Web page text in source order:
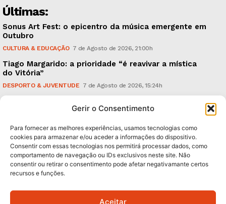
Gerir o Consentimento
Para fornecer as melhores experiências, usamos tecnologias como
cookies para armazenar e/ou aceder a informações do dispositivo.
Consentir com essas tecnologias nos permitirá processar dados, como
comportamento de navegação ou IDs exclusivos neste site. Não
consentir ou retirar o consentimento pode afetar negativamante certos
recursos e funções.
Aceitar
Últimas:
Sonus Art Fest: o epicentro da música emergente em
Outubro
CULTURA & EDUCAÇÃO 7 de Agosto de 2026, 21:00h
Tiago Margarido: a prioridade “é reavivar a mística
do Vitória”
DESPORTO & JUVENTUDE 7 de Agosto de 2026, 15:24h
caudais e antecipa situações de risco
Subscreva Newsletter: